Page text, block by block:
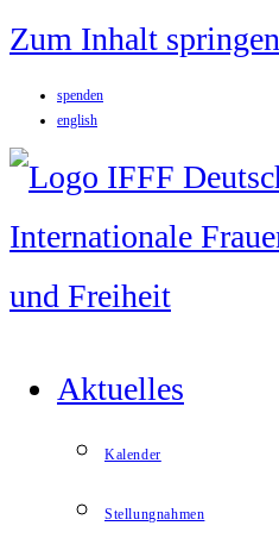
Zum Inhalt springen
spenden
english
Aktuelles
Kalender
Stellungnahmen